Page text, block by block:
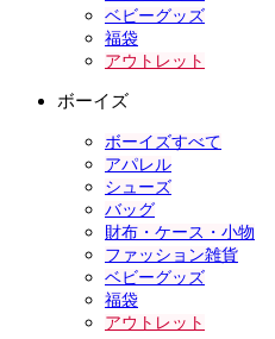
ベビーグッズ
福袋
アウトレット
ボーイズ
ボーイズすべて
アパレル
シューズ
バッグ
財布・ケース・小物
ファッション雑貨
ベビーグッズ
福袋
アウトレット